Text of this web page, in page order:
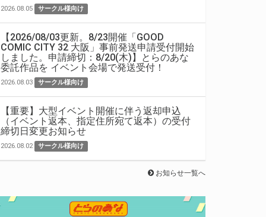
2026.08.05 サークル様向け
【2026/08/03更新。8/23開催「GOOD
COMIC CITY 32 大阪」事前発送申請受付開始
しました。申請締切：8/20(木)】とらのあな
委託作品を イベント会場で発送受付！
2026.08.03 サークル様向け
【重要】大型イベント開催に伴う返却申込
（イベント返本、指定住所宛て返本）の受付
締切日変更お知らせ
2026.08.02 サークル様向け
お知らせ一覧へ